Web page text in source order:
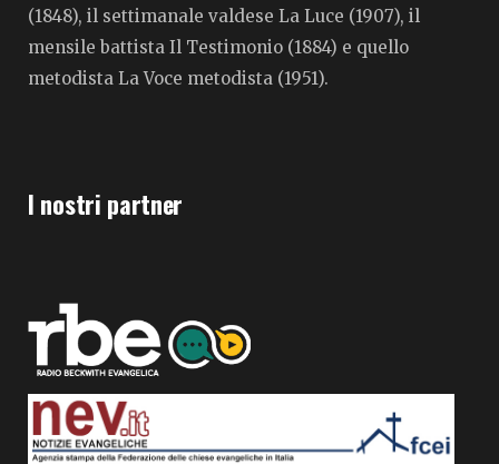
(1848), il settimanale valdese La Luce (1907), il
mensile battista Il Testimonio (1884) e quello
metodista La Voce metodista (1951).
I nostri partner